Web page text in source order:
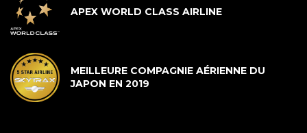
APEX WORLD CLASS AIRLINE
MEILLEURE COMPAGNIE AÉRIENNE DU
JAPON EN 2019